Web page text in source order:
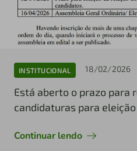
INSTITUCIONAL 18/02/2026
Está aberto o prazo para
candidaturas para
Continuar lendo